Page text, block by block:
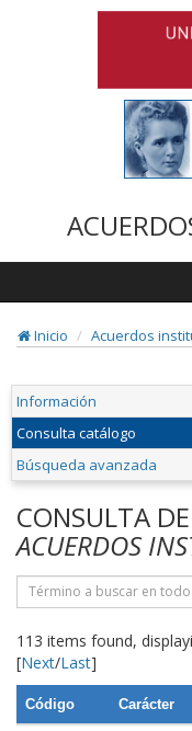
Inicio
Acuerdos
Información
Consulta catálogo
Búsqueda avanzada
CONSULTA
ACUERDOS
113 items found,
[Next/Last]
Código Carácter